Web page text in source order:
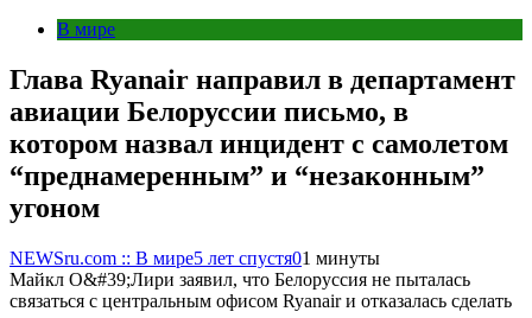
В мире
Глава Ryanair направил в департамент
авиации Белоруссии письмо, в
котором назвал инцидент с самолетом
“преднамеренным” и “незаконным”
угоном
NEWSru.com :: В мире5 лет спустя01 минуты
Майкл О&#39;Лири заявил, что Белоруссия не пыталась
связаться с центральным офисом Ryanair и отказалась сделать